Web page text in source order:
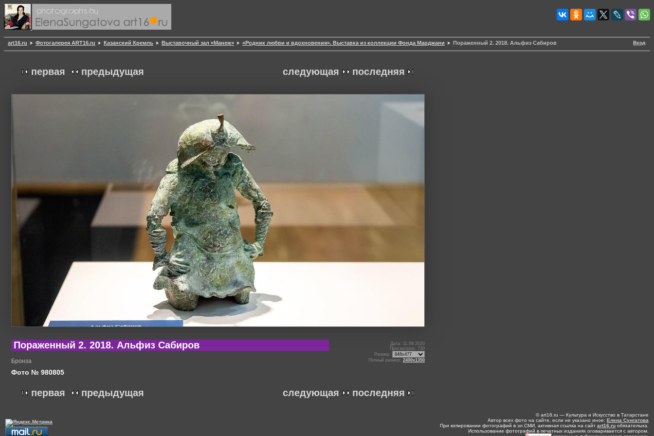
Вход
art16.ru Фотогалерея ART16.ru Казанский Кремль Выставочный зал «Манеж» «Родник любви и вдохновения». Выставка из коллекции Фонда Марджани Пораженный 2. 2018. Альфиз Сабиров
следующая последняя
первая предыдущая
Пораженный 2. 2018. Альфиз Сабиров
Бронза
Фото № 980805
Дата: 11.09.2020
Просмотров: 730
Размер:
Полный размер: 2400x1350
следующая последняя
первая предыдущая
© art16.ru — Культура и Искусство в Татарстане
Автор всех фото на сайте, если не указано иное: Елена Сунгатова
При копировании фотографий в эл.СМИ, активная ссылка на сайт art16.ru обязательна.
Использование фотографий в печатных изданиях оговаривается с автором.